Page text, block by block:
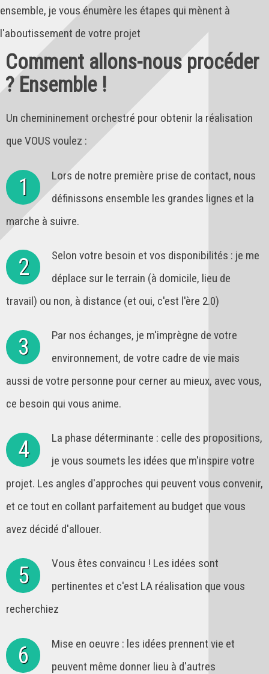
ensemble, je vous énumère les étapes qui mènent à
l'aboutissement de votre projet
Comment allons-nous procéder
? Ensemble !
Un chemininement orchestré pour obtenir la réalisation
que VOUS voulez :
1
Lors de notre première prise de contact, nous
définissons ensemble les grandes lignes et la
marche à suivre.
2
Selon votre besoin et vos disponibilités : je me
déplace sur le terrain (à domicile, lieu de
travail) ou non, à distance (et oui, c'est l'ère 2.0)
3
Par nos échanges, je m'imprègne de votre
environnement, de votre cadre de vie mais
aussi de votre personne pour cerner au mieux, avec vous,
ce besoin qui vous anime.
4
La phase déterminante : celle des propositions,
je vous soumets les idées que m'inspire votre
projet. Les angles d'approches qui peuvent vous convenir,
et ce tout en collant parfaitement au budget que vous
avez décidé d'allouer.
5
Vous êtes convaincu ! Les idées sont
pertinentes et c'est LA réalisation que vous
recherchiez
6
Mise en oeuvre : les idées prennent vie et
peuvent même donner lieu à d'autres